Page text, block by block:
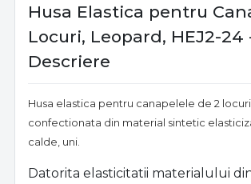
Husa Elastica pentru
Locuri, Leopard, HEJ2-24
Descriere
Husa elastica pentru canapelele de 2
confectionata din material sintetic
calde, uni.
Datorita elasticitatii materialului